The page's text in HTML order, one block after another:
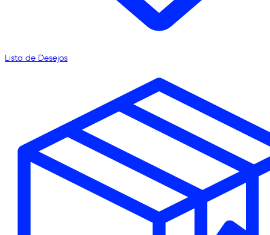
Lista de Desejos